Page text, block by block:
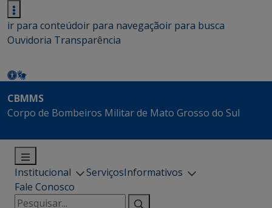
ir para conteúdoir para navegaçãoir para busca
Ouvidoria Transparência
CBMMS
Corpo de Bombeiros Militar de Mato Grosso do Sul
Institucional ServiçosInformativos
Fale Conosco
Pesquisar